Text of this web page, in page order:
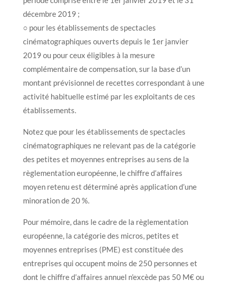
décembre 2019 ;
○ pour les établissements de spectacles
cinématographiques ouverts depuis le 1er janvier
2019 ou pour ceux éligibles à la mesure
complémentaire de compensation, sur la base d’un
montant prévisionnel de recettes correspondant à une
activité habituelle estimé par les exploitants de ces
établissements.
Notez que pour les établissements de spectacles
cinématographiques ne relevant pas de la catégorie
des petites et moyennes entreprises au sens de la
règlementation européenne, le chiffre d’affaires
moyen retenu est déterminé après application d’une
minoration de 20 %.
Pour mémoire, dans le cadre de la règlementation
européenne, la catégorie des micros, petites et
moyennes entreprises (PME) est constituée des
entreprises qui occupent moins de 250 personnes et
dont le chiffre d’affaires annuel n’excède pas 50 M€ ou